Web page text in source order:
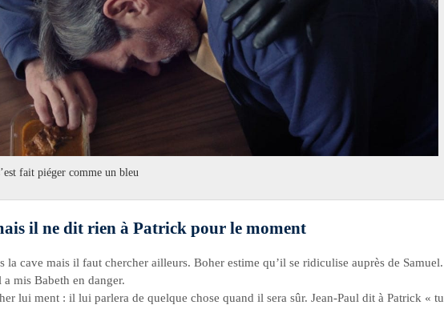
fait piéger comme un bleu
il ne dit rien à Patrick pour le moment
la cave mais il faut chercher ailleurs. Boher estime qu’il se ridiculise auprès de Samuel.
mis Babeth en danger.
lui ment : il lui parlera de quelque chose quand il sera sûr. Jean-Paul dit à Patrick « tu